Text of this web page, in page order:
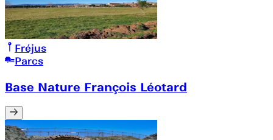
Fréjus
Parcs
Base Nature François Léotard